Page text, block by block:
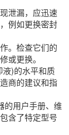
泄漏，应迅速
例如更换密封
。检查它们的
或更换。
)的水平和质
商的建议和指
的用户手册、维
含了特定型号